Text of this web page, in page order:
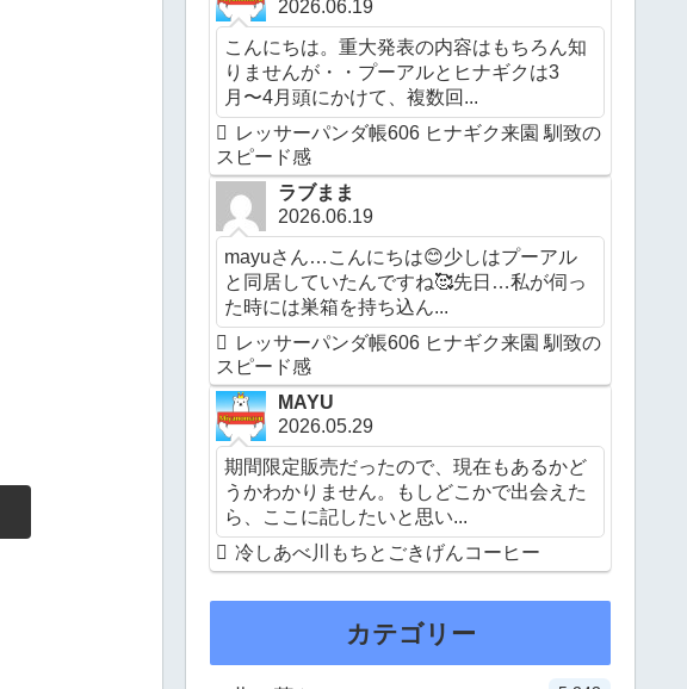
2026.06.19
こんにちは。重大発表の内容はもちろん知
りませんが・・プーアルとヒナギクは3
月〜4月頭にかけて、複数回...
レッサーパンダ帳606 ヒナギク来園 馴致の
スピード感
ラブまま
2026.06.19
mayuさん…こんにちは😊少しはプーアル
と同居していたんですね🥰先日…私が伺っ
た時には巣箱を持ち込ん...
レッサーパンダ帳606 ヒナギク来園 馴致の
スピード感
MAYU
2026.05.29
期間限定販売だったので、現在もあるかど
うかわかりません。もしどこかで出会えた
ら、ここに記したいと思い...
冷しあべ川もちとごきげんコーヒー
カテゴリー